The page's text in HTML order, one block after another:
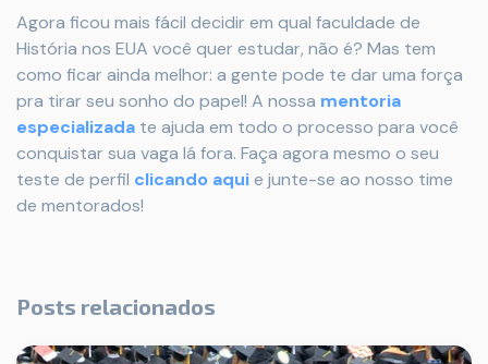
Agora ficou mais fácil decidir em qual faculdade de
História nos EUA você quer estudar, não é? Mas tem
como ficar ainda melhor: a gente pode te dar uma força
pra tirar seu sonho do papel! A nossa mentoria
especializada te ajuda em todo o processo para você
conquistar sua vaga lá fora. Faça agora mesmo o seu
teste de perfil clicando aquie junte-se ao nosso time
de mentorados!
Posts relacionados